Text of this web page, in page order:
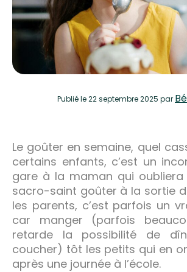
Publiéle 22 septembre 2025 par
Le goûter en semaine, quel
certains enfants, c’est un
gare à la maman qui oubliera
sacro-saint goûter à la sortie
les parents, c’est parfois un
car manger (parfois
retarde la possibilité de
coucher) tôt les petits qui en
après une journée à l’école.